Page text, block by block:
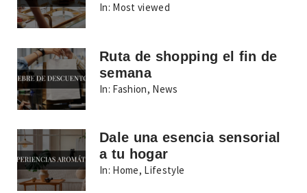
In: Most viewed
Ruta de shopping el fin de
semana
In: Fashion, News
Dale una esencia sensorial
a tu hogar
In: Home, Lifestyle